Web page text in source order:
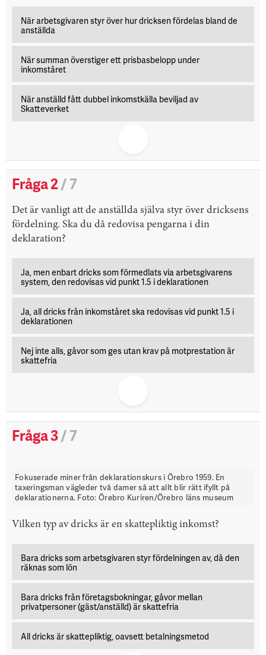
När arbetsgivaren styr över hur dricksen fördelas bland de
anställda
När summan överstiger ett prisbasbelopp under
inkomståret
När anställd fått dubbel inkomstkälla beviljad av
Skatteverket
Fråga 2/ 7
Det är vanligt att de anställda själva styr över dricksens
fördelning. Ska du då redovisa pengarna i din
deklaration?
Ja, men enbart dricks som förmedlats via arbetsgivarens
system, den redovisas vid punkt 1.5 i deklarationen
Ja, all dricks från inkomståret ska redovisas vid punkt 1.5 i
deklarationen
Nej inte alls, gåvor som ges utan krav på motprestation är
skattefria
Fråga 3/ 7
Fokuserade miner från deklarationskurs i Örebro 1959. En
taxeringsman vägleder två damer så att allt blir rätt ifyllt på
deklarationerna. Foto: Örebro Kuriren/Örebro läns museum
Vilken typ av dricks är en skattepliktig inkomst?
Bara dricks som arbetsgivaren styr fördelningen av, då den
räknas som lön
Bara dricks från företagsbokningar, gåvor mellan
privatpersoner (gäst/anställd) är skattefria
All dricks är skattepliktig, oavsett betalningsmetod